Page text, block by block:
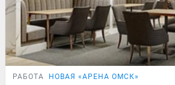
РАБОТА НОВАЯ «АРЕНА ОМСК»